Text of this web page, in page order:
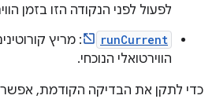
לפעול לפני הנקודה הזו בזמן
runCurrent
: מריץ
הווירטואלי הנוכחי.
כדי לתקן את הבדיקה הקודמת,